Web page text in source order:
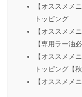
【オススメメ
トッピング
【オススメメ
【専用ラー油必
【オススメメ
トッピング【
【オススメメ